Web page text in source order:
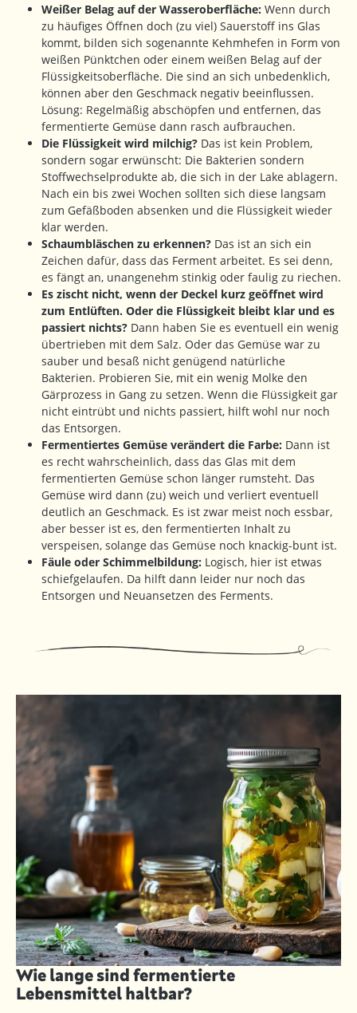
Weißer Belag auf der Wasseroberfläche: Wenn durch
zu häufiges Öffnen doch (zu viel) Sauerstoff ins Glas
kommt, bilden sich sogenannte Kehmhefen in Form von
weißen Pünktchen oder einem weißen Belag auf der
Flüssigkeitsoberfläche. Die sind an sich unbedenklich,
können aber den Geschmack negativ beeinflussen.
Lösung: Regelmäßig abschöpfen und entfernen, das
fermentierte Gemüse dann rasch aufbrauchen.
Die Flüssigkeit wird milchig? Das ist kein Problem,
sondern sogar erwünscht: Die Bakterien sondern
Stoffwechselprodukte ab, die sich in der Lake ablagern.
Nach ein bis zwei Wochen sollten sich diese langsam
zum Gefäßboden absenken und die Flüssigkeit wieder
klar werden.
Schaumbläschen zu erkennen? Das ist an sich ein
Zeichen dafür, dass das Ferment arbeitet. Es sei denn,
es fängt an, unangenehm stinkig oder faulig zu riechen.
Es zischt nicht, wenn der Deckel kurz geöffnet wird
zum Entlüften. Oder die Flüssigkeit bleibt klar und es
passiert nichts? Dann haben Sie es eventuell ein wenig
übertrieben mit dem Salz. Oder das Gemüse war zu
sauber und besaß nicht genügend natürliche
Bakterien. Probieren Sie, mit ein wenig Molke den
Gärprozess in Gang zu setzen. Wenn die Flüssigkeit gar
nicht eintrübt und nichts passiert, hilft wohl nur noch
das Entsorgen.
Fermentiertes Gemüse verändert die Farbe: Dann ist
es recht wahrscheinlich, dass das Glas mit dem
fermentierten Gemüse schon länger rumsteht. Das
Gemüse wird dann (zu) weich und verliert eventuell
deutlich an Geschmack. Es ist zwar meist noch essbar,
aber besser ist es, den fermentierten Inhalt zu
verspeisen, solange das Gemüse noch knackig-bunt ist.
Fäule oder Schimmelbildung: Logisch, hier ist etwas
schiefgelaufen. Da hilft dann leider nur noch das
Entsorgen und Neuansetzen des Ferments.
Wie lange sind fermentierte
Lebensmittel haltbar?